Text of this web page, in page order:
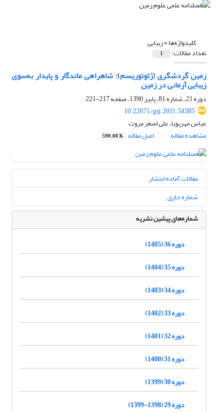
کلیدواژه‌ها =زیبایی
تعداد مقالات: 1
زمین گردشگری (ژئوتوریسم): شاهراهی ماندگار و پایدار به‌سوی
زیبایی آرمانی در زمین
دوره 21، شماره 81، پاییز 1390، صفحه
217-221
10.22071/gsj.2011.54385
عباس مهرپویا، علی اصغر مروت
مشاهده مقاله
اصل مقاله 590.08 K
مقالات آماده انتشار
شماره جاری
شماره‌های پیشین نشریه
دوره 36 (1405)
دوره 35 (1404)
دوره 34 (1403)
دوره 33 (1402)
دوره 32 (1401)
دوره 31 (1400)
دوره 30 (1399)
دوره 29 (1398-1399)